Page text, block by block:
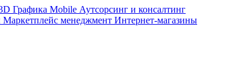
Графика Mobile Аутсорсинг и консалтинг
Маркетплейс менеджмент Интернет-магазины